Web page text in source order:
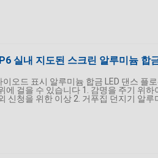
실내 지도된 스크린 알루미늄 합
오드 표시 알루미늄 합금 LED 댄스 플
에 걸을 수 있습니다 1. 감명을 주기 위하
신청을 위한 이상 2. 거푸집 던지기 알루